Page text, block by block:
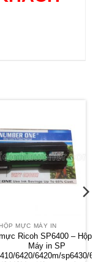
MỰC MÁY IN
Ricoh SP6400 – Hộp
Máy in SP
6420/6420m/sp6430/